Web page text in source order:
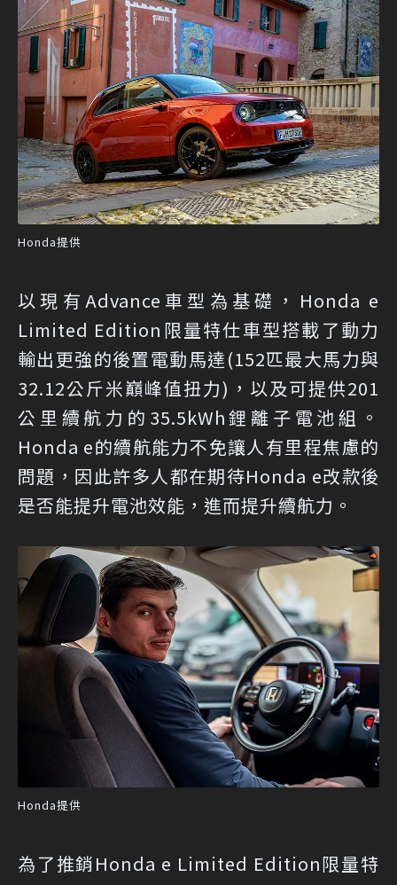
Honda提供
以現有Advance車型為基礎，Honda e
Limited Edition限量特仕車型搭載了動力
輸出更強的後置電動馬達(152匹最大馬力與
32.12公斤米巔峰值扭力)，以及可提供201
公里續航力的35.5kWh鋰離子電池組。
Honda e的續航能力不免讓人有里程焦慮的
問題，因此許多人都在期待Honda e改款後
是否能提升電池效能，進而提升續航力。
Honda提供
為了推銷Honda e Limited Edition限量特